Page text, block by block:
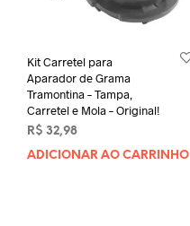
Kit Carretel para
Aparador de Grama
Tramontina – Tampa,
Carretel e Mola – Original!
R$ 32,98
ADICIONAR AO CARRINHO